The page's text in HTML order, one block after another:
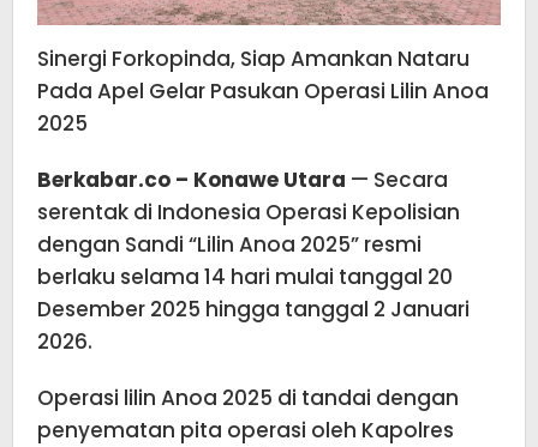
Sinergi Forkopinda, Siap Amankan Nataru
Pada Apel Gelar Pasukan Operasi Lilin Anoa
2025
Berkabar.co – Konawe Utara — Secara
serentak di Indonesia Operasi Kepolisian
dengan Sandi “Lilin Anoa 2025” resmi
berlaku selama 14 hari mulai tanggal 20
Desember 2025 hingga tanggal 2 Januari
2026.
Operasi lilin Anoa 2025 di tandai dengan
penyematan pita operasi oleh Kapolres